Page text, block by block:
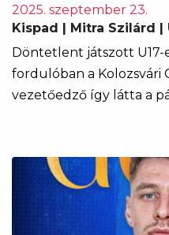
2025. szeptember 23.
Kispad | Mitra Szilárd |
Döntetlent játszott U17-
fordulóban a Kolozsvári
vezetőedző így látta a